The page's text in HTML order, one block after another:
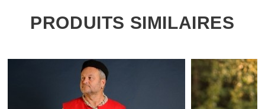
PRODUITS SIMILAIRES